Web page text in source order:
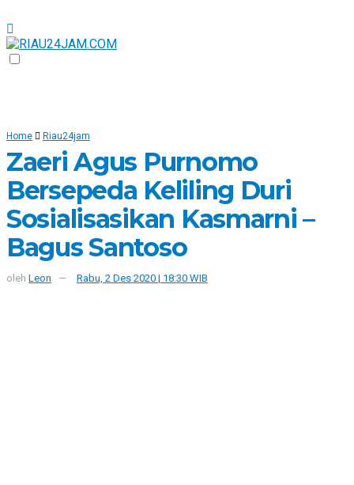
Home Riau24jam
Zaeri Agus Purnomo
Bersepeda Keliling Duri
Sosialisasikan Kasmarni –
Bagus Santoso
oleh Leon Rabu, 2 Des 2020 | 18:30 WIB